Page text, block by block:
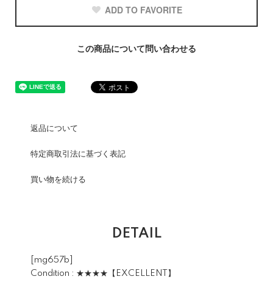
ADD TO FAVORITE
この商品について問い合わせる
返品について
特定商取引法に基づく表記
買い物を続ける
DETAIL
[mg657b]
Condition : ★★★★【EXCELLENT】